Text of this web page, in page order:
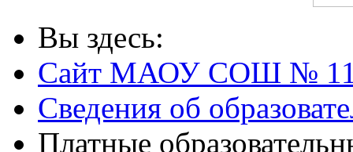
Вы здесь:
Сайт МАОУ СОШ №
Сведения об
Платные